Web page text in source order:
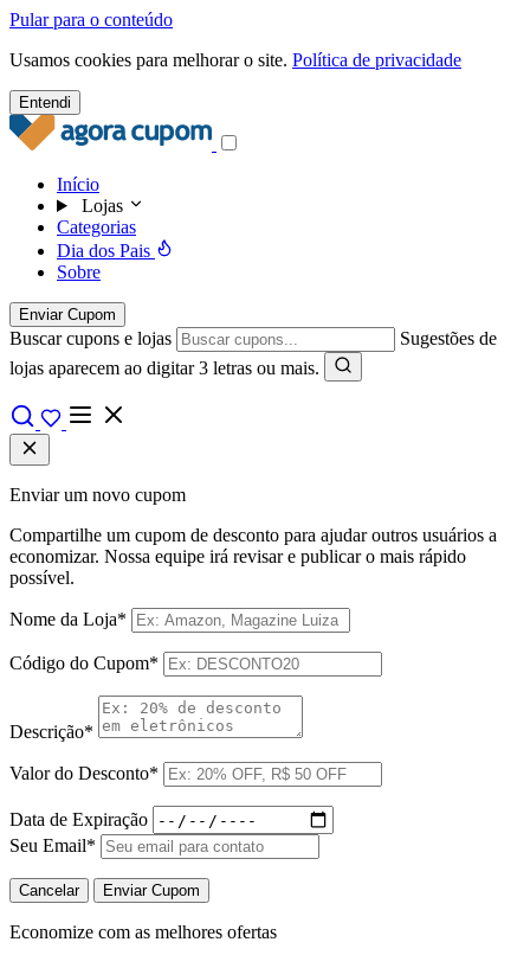
Pular para o conteúdo
Usamos cookies para melhorar o site. Política de privacidade
Entendi
Início
Lojas
Categorias
Dia dos Pais
Sobre
Enviar Cupom
Buscar cupons e lojas
Sugestões de
lojas aparecem ao digitar 3 letras ou mais.
Enviar um novo cupom
Compartilhe um cupom de desconto para ajudar outros usuários a
economizar. Nossa equipe irá revisar e publicar o mais rápido
possível.
Nome da Loja*
Código do Cupom*
Descrição*
Valor do Desconto*
Data de Expiração
Seu Email*
Cancelar Enviar Cupom
Economize com as melhores ofertas